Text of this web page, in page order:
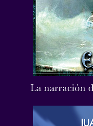
La narración